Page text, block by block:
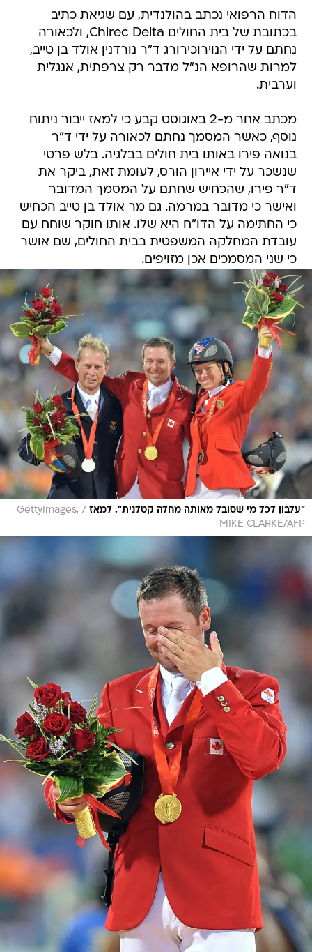
הדוח הרפואי נכתב בהולנדית, עם שגיאת כתיב
בכתובת של בית החולים Chirec Delta, ולכאורה
נחתם על ידי הנוירוכירורג ד"ר נורדנין אולד בן טייב,
למרות שהרופא הנ"ל מדבר רק צרפתית, אנגלית
וערבית.
מכתב אחר מ-2 באוגוסט קבע כי למאז ייבור ניתוח
נוסף, כאשר המסמך נחתם לכאורה על ידי ד"ר
בנואה פירו באותו בית חולים בבלגיה. בלש פרטי
שנשכר על ידי איירון הורס, לעומת זאת, ביקר את
ד"ר פירו, שהכחיש שחתם על המסמך המדובר
ואישר כי מדובר במרמה. גם מר אולד בן טייב הכחיש
כי החתימה על הדו"ח היא שלו. אותו חוקר שוחח עם
עובדת המחלקה המשפטית בבית החולים, שם אושר
כי שני המסמכים אכן מזויפים.
"עלבון לכל מי שסובל מאותה מחלה קטלנית". למאז /
GettyImages,
MIKE CLARKE/AFP